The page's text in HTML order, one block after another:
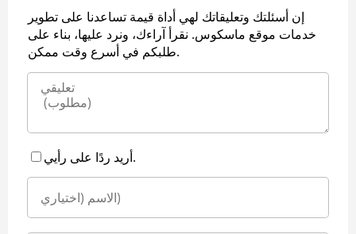
إن أسئلتك وتعليقاتك لهي أداة قيمة تساعدنا على تطوير
خدمات موقع ماسكوس. نقرأ آراءك، ونرد عليها، بناء على
طلبكم في أسرع وقت ممكن.
أريد ردًا على رأيي.